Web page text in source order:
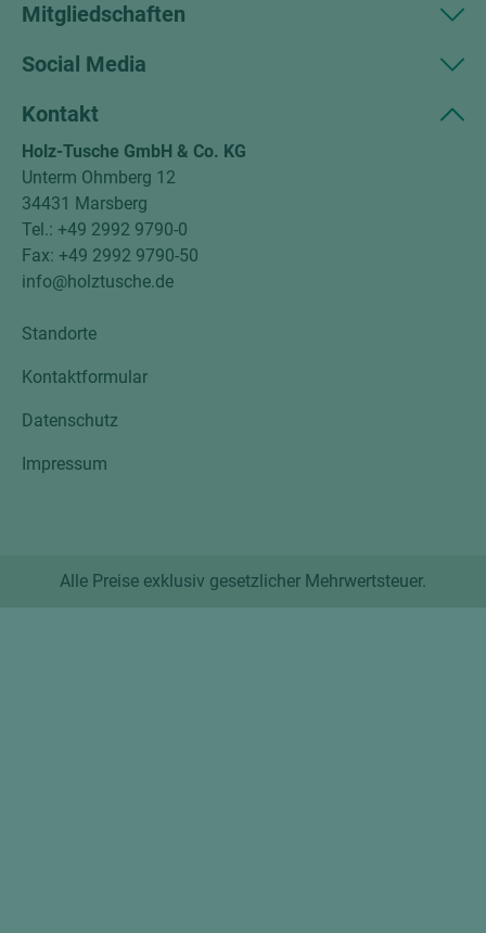
Mitgliedschaften
Social Media
Kontakt
Holz-Tusche GmbH & Co. KG
Unterm Ohmberg 12
34431 Marsberg
Tel.: +49 2992 9790-0
Fax: +49 2992 9790-50
info@holztusche.de
Standorte
Kontaktformular
Datenschutz
Impressum
Alle Preise exklusiv gesetzlicher Mehrwertsteuer.